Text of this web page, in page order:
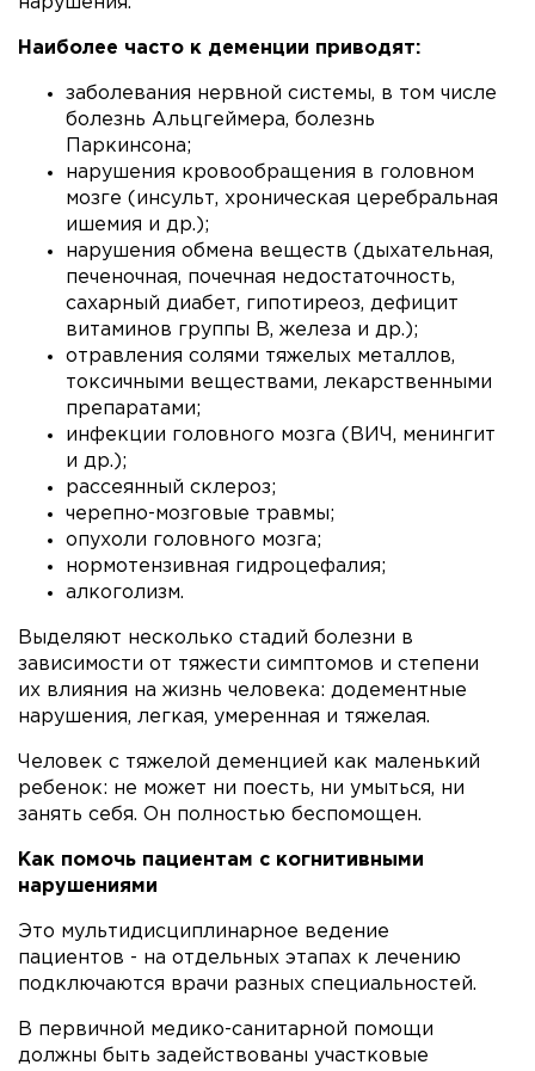
Наиболее часто к деменции приводят:
заболевания нервной системы, в том числе
болезнь Альцгеймера, болезнь
Паркинсона;
нарушения кровообращения в головном
мозге (инсульт, хроническая церебральная
ишемия и др.);
нарушения обмена веществ (дыхательная,
печеночная, почечная недостаточность,
сахарный диабет, гипотиреоз, дефицит
витаминов группы В, железа и др.);
отравления солями тяжелых металлов,
токсичными веществами, лекарственными
препаратами;
инфекции головного мозга (ВИЧ, менингит
и др.);
рассеянный склероз;
черепно-мозговые травмы;
опухоли головного мозга;
нормотензивная гидроцефалия;
алкоголизм.
Выделяют несколько стадий болезни в
зависимости от тяжести симптомов и степени
их влияния на жизнь человека: додементные
нарушения, легкая, умеренная и тяжелая.
Человек с тяжелой деменцией как маленький
ребенок: не может ни поесть, ни умыться, ни
занять себя. Он полностью беспомощен.
Как помочь пациентам с когнитивными
нарушениями
Это мультидисциплинарное ведение
пациентов - на отдельных этапах к лечению
подключаются врачи разных специальностей.
В первичной медико-санитарной помощи
должны быть задействованы участковые